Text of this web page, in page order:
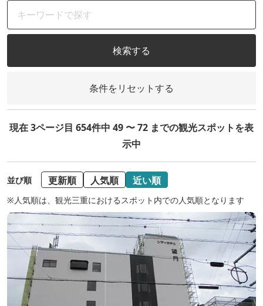
検索する
条件をリセットする
現在 3ページ目 654件中 49 〜 72 までの観光スポットを表
示中
並び順 更新順 人気順 近い順
※人気順は、観光三重におけるスポット内での人気順となります